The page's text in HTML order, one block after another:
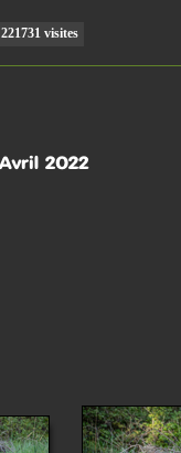
221731 visites